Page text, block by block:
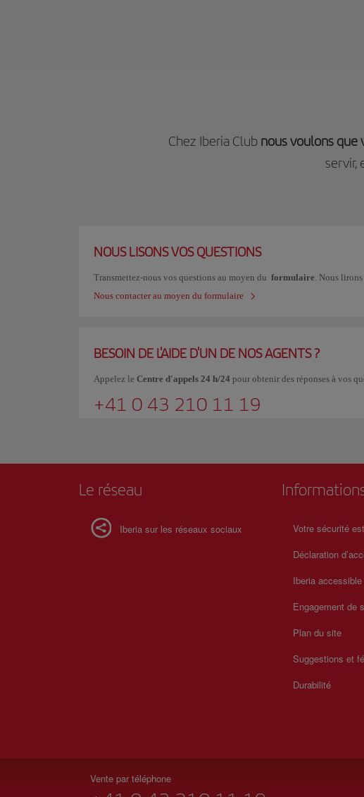
Chez Iberia Club nous voulons que
servir,
NOUS LISONS VOS QUESTIONS
Transmettez-nous vos questions au moyen du formulaire. Nous
Nous contacter au moyen du formulaire
BESOIN DE L'AIDE D'UN DE NOS AGENTS ?
Appelez le Centre d'appels 24 h/24 pour obtenir des réponses à vos
+41 0 43 210 11 19
Le réseau
Iberia sur les réseaux sociaux
Votre sécurité
Déclaration
Iberia accessible
Engagement de
Plan du site
Suggestions et
Durabilité
Vente par téléphone